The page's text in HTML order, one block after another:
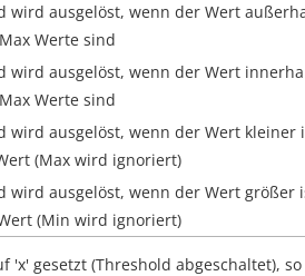
wird ausgelöst, wenn der Wert
Werte sind
wird ausgelöst, wenn der Wert
Werte sind
wird ausgelöst, wenn der Wert kleiner
(Max wird ignoriert)
wird ausgelöst, wenn der Wert größer
(Min wird ignoriert)
'x' gesetzt (Threshold abgeschaltet),